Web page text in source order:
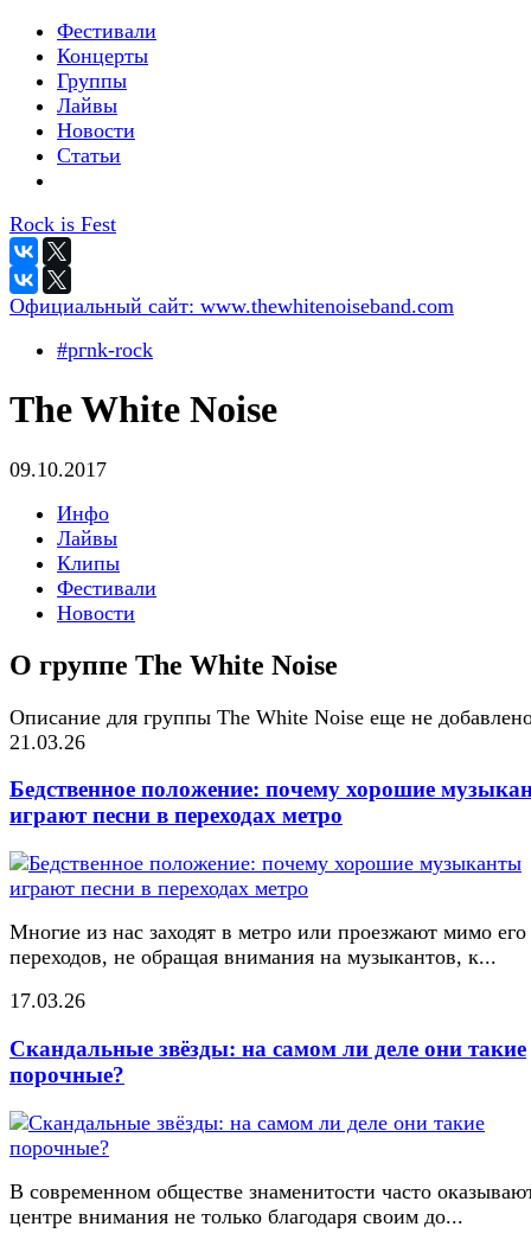
Фестивали
Концерты
Группы
Лайвы
Новости
Статьи
Rock is Fest
Официальный сайт: www.thewhitenoiseband.com
#pгnk-roсk
The White Noise
09.10.2017
Инфо
Лайвы
Клипы
Фестивали
Новости
О группе The White Noise
Описание для группы The White Noise еще не
21.03.26
Бедственное положение: почему хорошие
играют песни в переходах метро
Многие из нас заходят в метро или проезжают мимо его
переходов, не обращая внимания на музыкантов, к...
17.03.26
Скандальные звёзды: на самом ли деле они такие
порочные?
В современном обществе знаменитости часто
центре внимания не только благодаря своим до...